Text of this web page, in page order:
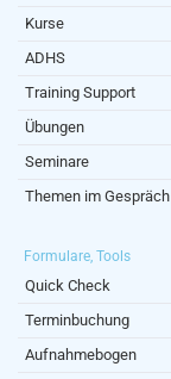
Kurse
ADHS
Training Support
Übungen
Seminare
Themen im Gespräch
Formulare, Tools
Quick Check
Terminbuchung
Aufnahmebogen